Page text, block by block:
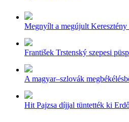
Megnyílt a megújult Keresztény
František Trstenský szepesi
A magyar–szlovák
Hit Pajzsa díjjal tüntették ki